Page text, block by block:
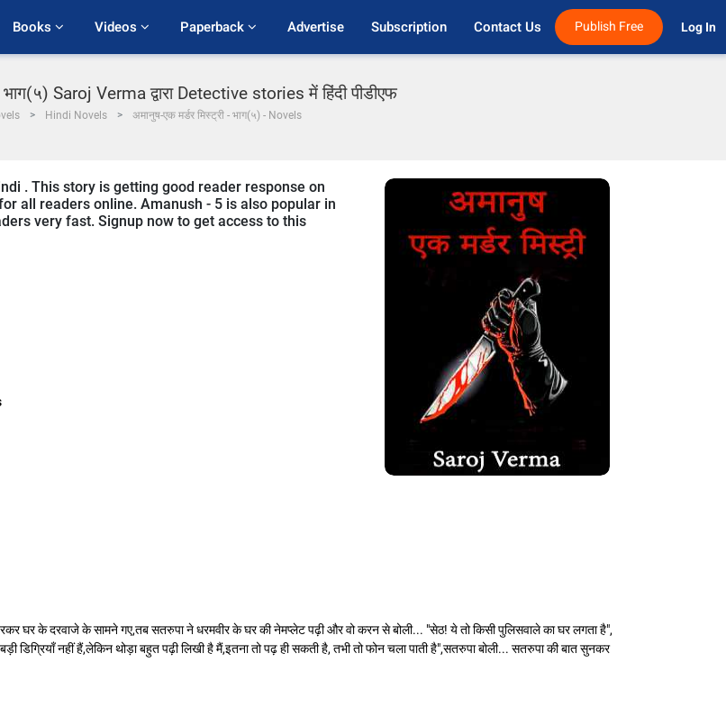
Books Videos Paperback Advertise Subscription Contact Us Publish Free Log In
भाग(५) Saroj Verma द्वारा Detective stories में हिंदी पीडीएफ
Hindi Novels अमानुष-एक मर्डर मिस्ट्री - भाग(५) - Novels
. This story is getting good reader response on
all readers online. Amanush - 5 is also popular in
very fast. Signup now to get access to this
घर के दरवाजे के सामने गए,तब सतरुपा ने धरमवीर के घर की नेमप्लेट पढ़ी और वो करन से बोली... "सेठ! ये तो किसी पुलिसवाले का घर लगता है",
डिग्रियाँ नहीं हैं,लेकिन थोड़ा बहुत पढ़ी लिखी है मैं,इतना तो पढ़ ही सकती है, तभी तो फोन चला पाती है",सतरुपा बोली... सतरुपा की बात सुनकर